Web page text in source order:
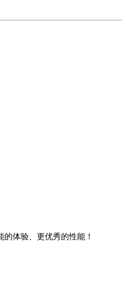
的体验、更优秀的性能！